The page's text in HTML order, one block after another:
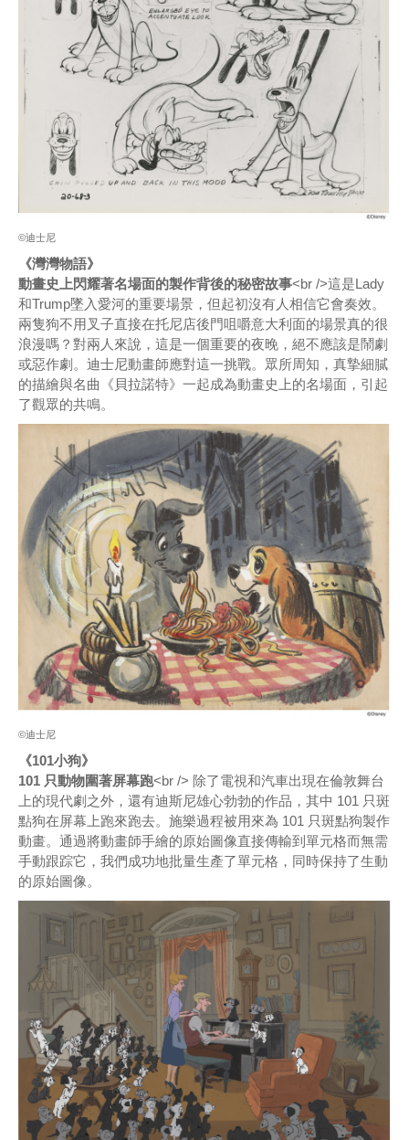
©迪士尼
《灣灣物語》
動畫史上閃耀著名場面的製作背後的秘密故事<br />這是Lady
和Trump墜入愛河的重要場景，但起初沒有人相信它會奏效。
兩隻狗不用叉子直接在托尼店後門咀嚼意大利面的場景真的很
浪漫嗎？對兩人來說，這是一個重要的夜晚，絕不應該是鬧劇
或惡作劇。迪士尼動畫師應對這一挑戰。眾所周知，真摯細膩
的描繪與名曲《貝拉諾特》一起成為動畫史上的名場面，引起
了觀眾的共鳴。
©迪士尼
《101小狗》
101 只動物圍著屏幕跑<br /> 除了電視和汽車出現在倫敦舞台
上的現代劇之外，還有迪斯尼雄心勃勃的作品，其中 101 只斑
點狗在屏幕上跑來跑去。施樂過程被用來為 101 只斑點狗製作
動畫。通過將動畫師手繪的原始圖像直接傳輸到單元格而無需
手動跟踪它，我們成功地批量生產了單元格，同時保持了生動
的原始圖像。